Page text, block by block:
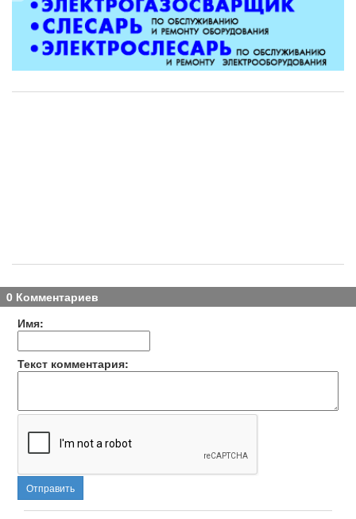
0 Комментариев
Имя:
Текст комментария:
Отправить